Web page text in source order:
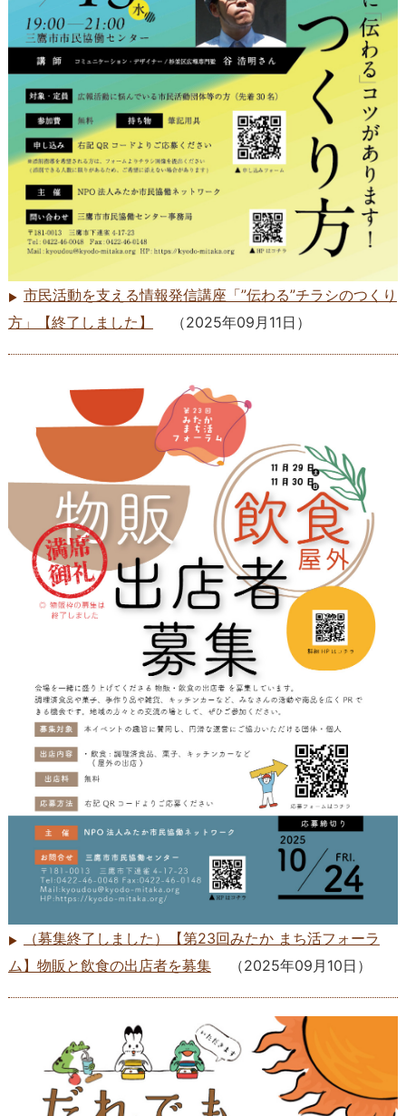
市民活動を支える情報発信講座「”伝わる”チラシのつくり
方」【終了しました】
（2025年09月11日 ）
（募集終了しました）【第23回みたか まち活フォーラ
ム】物販と飲食の出店者を募集
（2025年09月10日 ）